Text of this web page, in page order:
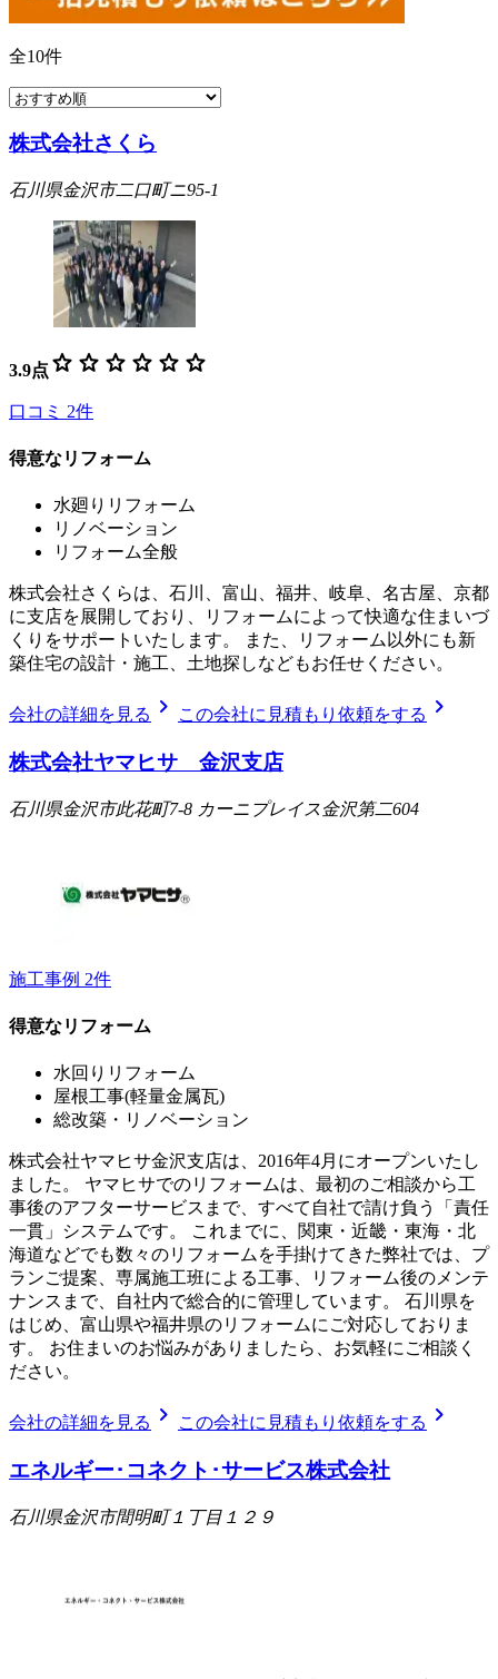
全10件
株式会社さくら
石川県金沢市二口町ニ95-1
3.9点 star star star star star star
口コミ 2件
得意なリフォーム
水廻りリフォーム
リノベーション
リフォーム全般
株式会社さくらは、石川、富山、福井、岐阜、名古屋、京都
に支店を展開しており、リフォームによって快適な住まいづ
くりをサポートいたします。 また、リフォーム以外にも新
築住宅の設計・施工、土地探しなどもお任せください。
会社の詳細を見る chevron_right この会社に見積もり依頼をする chevron_right
株式会社ヤマヒサ 金沢支店
石川県金沢市此花町7-8 カーニプレイス金沢第二604
施工事例 2件
得意なリフォーム
水回りリフォーム
屋根工事(軽量金属瓦)
総改築・リノベーション
株式会社ヤマヒサ金沢支店は、2016年4月にオープンいたし
ました。 ヤマヒサでのリフォームは、最初のご相談から工
事後のアフターサービスまで、すべて自社で請け負う「責任
一貫」システムです。 これまでに、関東・近畿・東海・北
海道などでも数々のリフォームを手掛けてきた弊社では、プ
ランご提案、専属施工班による工事、リフォーム後のメンテ
ナンスまで、自社内で総合的に管理しています。 石川県を
はじめ、富山県や福井県のリフォームにご対応しておりま
す。 お住まいのお悩みがありましたら、お気軽にご相談く
ださい。
会社の詳細を見る chevron_right この会社に見積もり依頼をする chevron_right
エネルギー･コネクト･サービス株式会社
石川県金沢市間明町１丁目１２９